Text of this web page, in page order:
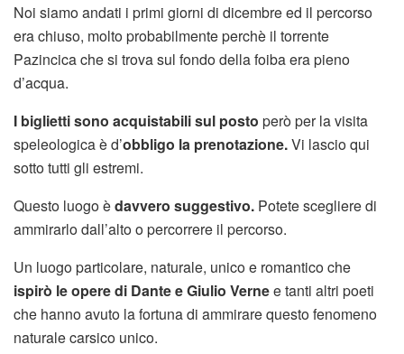
Noi siamo andati i primi giorni di dicembre ed il percorso
era chiuso, molto probabilmente perchè il torrente
Pazincica che si trova sul fondo della foiba era pieno
d’acqua.
I biglietti sono acquistabili sul posto però per la visita
speleologica è d’obbligo la prenotazione.Vi lascio qui
sotto tutti gli estremi.
Questo luogo èdavvero suggestivo. Potete scegliere di
ammirarlo dall’alto o percorrere il percorso.
Un luogo particolare, naturale, unico e romantico che
ispirò le opere di Dante e Giulio Vernee tanti altri poeti
che hanno avuto la fortuna di ammirare questo fenomeno
naturale carsico unico.